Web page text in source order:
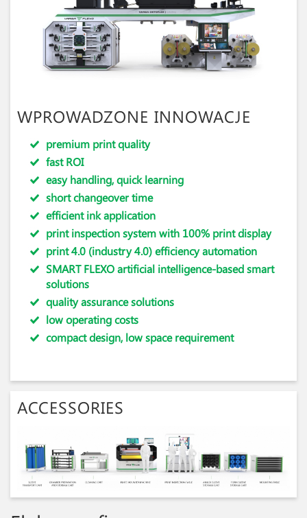
WPROWADZONE INNOWACJE
premium print quality
fast ROI
easy handling, quick learning
short changeover time
efficient ink application
print inspection system with 100% print display
print 4.0 (industry 4.0) efficiency automation
SMART FLEXO artificial intelligence-based smart
solutions
quality assurance solutions
low operating costs
compact design, low space requirement
ACCESSORIES